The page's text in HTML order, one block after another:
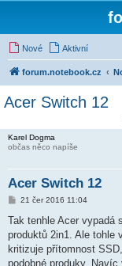
Nové Aktivní
forum.notebook.cz
Acer Switch 12
Karel Dogma
občas něco napíše
Acer Switch 12
P
í
p
ě
21 čer 2016 11:04
Tak tenhle Acer vypadá
produktů 2in1. Ale tohle
kritizuje přítomnost
podobné produky.